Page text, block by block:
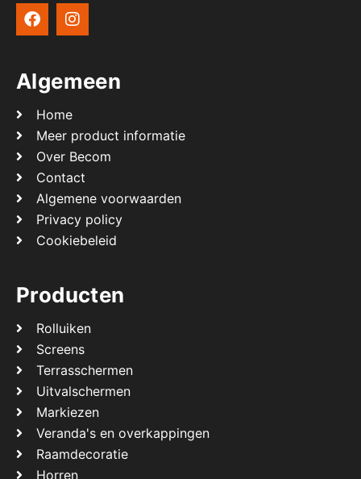
Algemeen
Home
Meer product informatie
Over Becom
Contact
Algemene voorwaarden
Privacy policy
Cookiebeleid
Producten
Rolluiken
Screens
Terrasschermen
Uitvalschermen
Markiezen
Veranda's en overkappingen
Raamdecoratie
Horren